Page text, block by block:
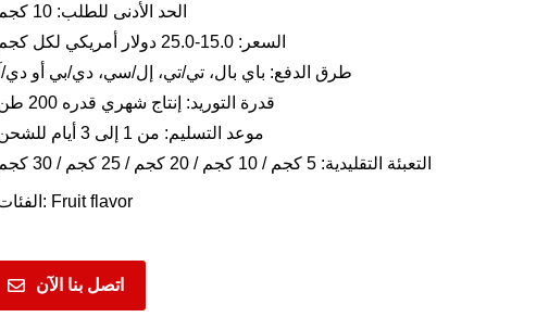
الحد الأدنى للطلب: 10 كجم
السعر: 15.0-25.0 دولار أمريكي لكل كجم
طرق الدفع: باي بال، تي/تي، إل/سي، دي/بي أو دي/آ
قدرة التوريد: إنتاج شهري قدره 200 طن
موعد التسليم: من 1 إلى 3 أيام للشحن
التعبئة التقليدية: 5 كجم / 10 كجم / 20 كجم / 25 كجم / 30 كجم
الفئات: Fruit flavor
اتصل بنا الآن